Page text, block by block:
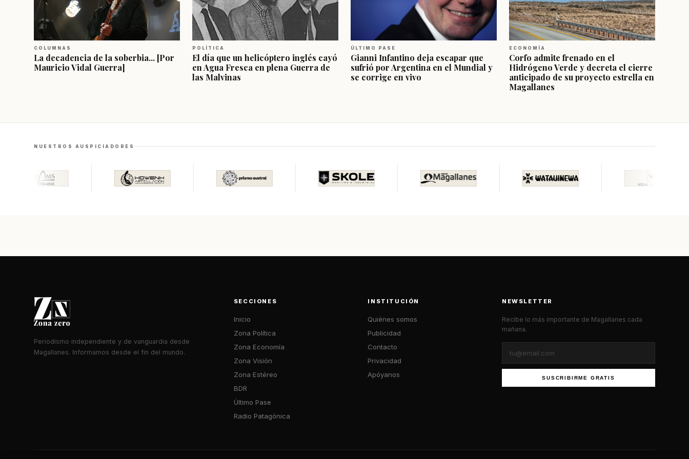
COLUMNAS
La decadencia de la soberbia... [Por
Mauricio Vidal Guerra]
POLÍTICA
El día que un helicóptero inglés cayó
en Agua Fresca en plena Guerra de
las Malvinas
ÚLTIMO PASE
Gianni Infantino deja escapar que
sufrió por Argentina en el Mundial y
se corrige en vivo
ECONOMÍA
Corfo admite frenado en el
Hidrógeno Verde y decreta el cierre
anticipado de su proyecto estrella en
Magallanes
NUESTROS AUSPICIADORES
Periodismo independiente y de vanguardia desde
Magallanes. Informamos desde el fin del mundo.
SECCIONES
Inicio
Zona Política
Zona Economía
Zona Visión
Zona Estéreo
BDR
Último Pase
Radio Patagónica
INSTITUCIÓN
Quiénes somos
Publicidad
Contacto
Privacidad
Apóyanos
NEWSLETTER
Recibe lo más importante de Magallanes cada
mañana.
SUSCRIBIRME GRATIS